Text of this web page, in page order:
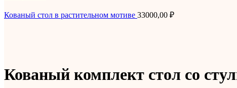
Кованый стол в растительном мотиве 33000,00 ₽
Кованый комплект стол со